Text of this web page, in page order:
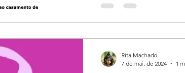
Rita Machado
7 de mai. de 2024
1